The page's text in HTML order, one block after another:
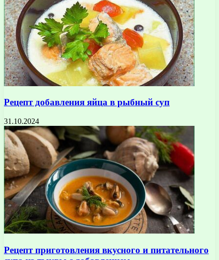
Рецепт добавления яйца в рыбный суп
31.10.2024
Рецепт приготовления вкусного и питательного